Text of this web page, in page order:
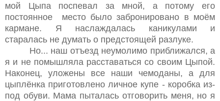
мой Цыпа поспевал за мной, а потому его
постоянное место было забронировано в моём
кармане. Я наслаждалась каникулами и
старалась не думать о предстоящей разлуке.
Но... наш отъезд неумолимо приближался, а
я и не помышляла расставаться со своим Цыпой.
Наконец, уложены все наши чемоданы, а для
цыплёнка приготовлено личное купе - коробка из-
под обуви. Мама пыталась отговорить меня, но я